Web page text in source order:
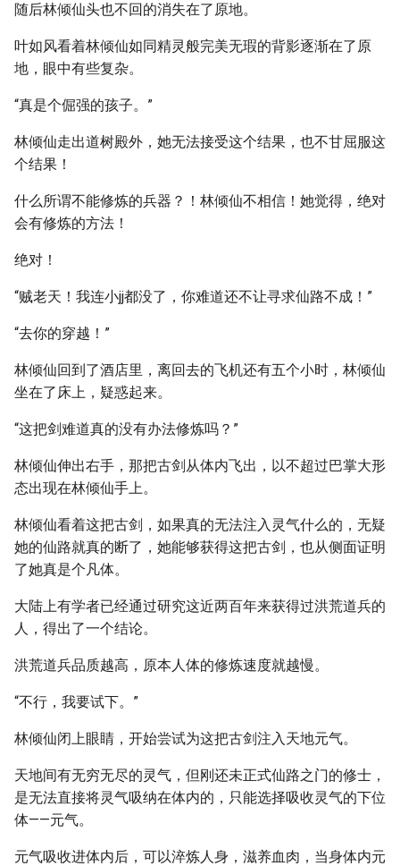
随后林倾仙头也不回的消失在了原地。
叶如风看着林倾仙如同精灵般完美无瑕的背影逐渐在了原
地，眼中有些复杂。
“真是个倔强的孩子。”
林倾仙走出道树殿外，她无法接受这个结果，也不甘屈服这
个结果！
什么所谓不能修炼的兵器？！林倾仙不相信！她觉得，绝对
会有修炼的方法！
绝对！
“贼老天！我连小jj都没了，你难道还不让寻求仙路不成！”
“去你的穿越！”
林倾仙回到了酒店里，离回去的飞机还有五个小时，林倾仙
坐在了床上，疑惑起来。
“这把剑难道真的没有办法修炼吗？”
林倾仙伸出右手，那把古剑从体内飞出，以不超过巴掌大形
态出现在林倾仙手上。
林倾仙看着这把古剑，如果真的无法注入灵气什么的，无疑
她的仙路就真的断了，她能够获得这把古剑，也从侧面证明
了她真是个凡体。
大陆上有学者已经通过研究这近两百年来获得过洪荒道兵的
人，得出了一个结论。
洪荒道兵品质越高，原本人体的修炼速度就越慢。
“不行，我要试下。”
林倾仙闭上眼睛，开始尝试为这把古剑注入天地元气。
天地间有无穷无尽的灵气，但刚还未正式仙路之门的修士，
是无法直接将灵气吸纳在体内的，只能选择吸收灵气的下位
体——元气。
元气吸收进体内后，可以淬炼人身，滋养血肉，当身体内元